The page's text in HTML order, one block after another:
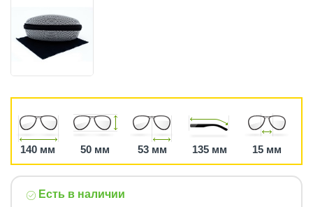
140 мм 50 мм 53 мм 135 мм 15 мм
Есть в наличии